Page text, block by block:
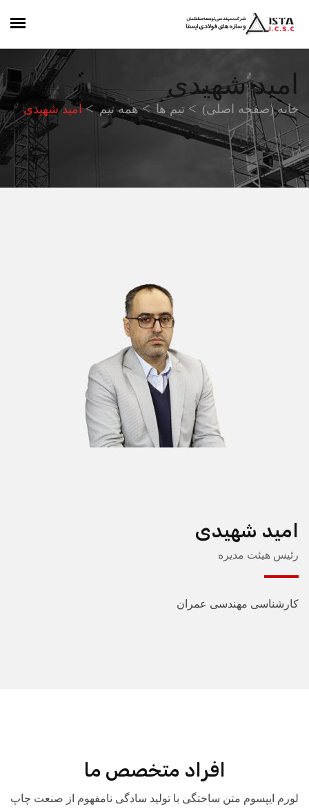
امید شهیدی
خانه (صفحه اصلی) تیم ها همه تیم امید شهیدی
امید شهیدی
رئیس هیئت مدیره
کارشناسی مهندسی عمران
افراد متخصص ما
لورم ایپسوم متن ساختگی با تولید سادگی نامفهوم از صنعت چاپ